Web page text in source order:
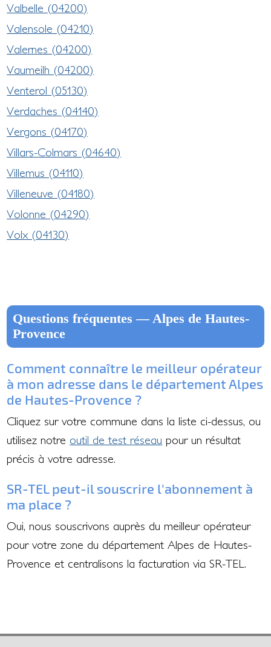
Valbelle (04200)
Valensole (04210)
Valernes (04200)
Vaumeilh (04200)
Venterol (05130)
Verdaches (04140)
Vergons (04170)
Villars-Colmars (04640)
Villemus (04110)
Villeneuve (04180)
Volonne (04290)
Volx (04130)
Questions fréquentes — Alpes de Hautes-
Provence
Comment connaître le meilleur opérateur
à mon adresse dans le département Alpes
de Hautes-Provence ?
Cliquez sur votre commune dans la liste ci-dessus, ou
utilisez notre outil de test réseau pour un résultat
précis à votre adresse.
SR-TEL peut-il souscrire l'abonnement à
ma place ?
Oui, nous souscrivons auprès du meilleur opérateur
pour votre zone du département Alpes de Hautes-
Provence et centralisons la facturation via SR-TEL.